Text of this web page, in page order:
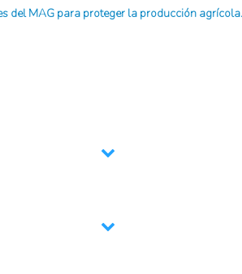
del MAG para proteger la producción